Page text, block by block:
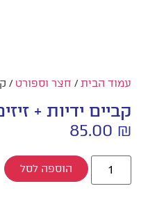
עמוד הבית/ חצר וספורט /
קביים ידיות +
85.00 ₪
הוספה לסל